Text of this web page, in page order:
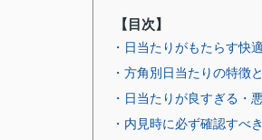
【目次】
・日当たりがもたらす快
・方角別日当たりの特徴
・日当たりが良すぎる・
・内見時に必ず確認すべ